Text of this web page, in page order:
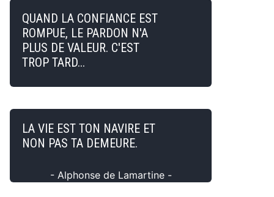
QUAND LA CONFIANCE EST
ROMPUE, LE PARDON N'A
PLUS DE VALEUR. C'EST
TROP TARD...
LA VIE EST TON NAVIRE ET
NON PAS TA DEMEURE.
- Alphonse de Lamartine -